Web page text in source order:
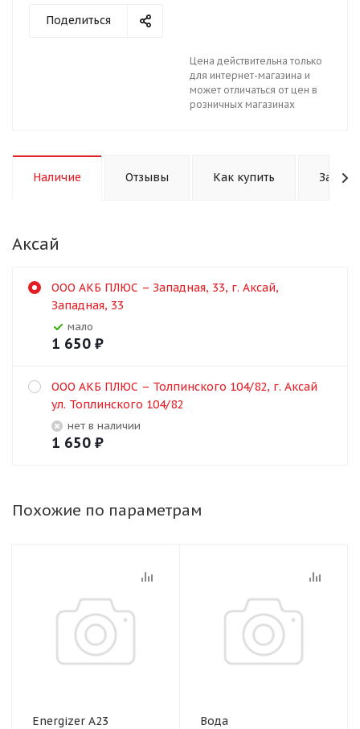
Поделиться
Цена действительна только
для интернет-магазина и
может отличаться от цен в
розничных магазинах
Наличие Отзывы Как купить
Аксай
ООО АКБ ПЛЮС – Западная, 33, г. Аксай,
Западная, 33
Мало
1 650 ₽
ООО АКБ ПЛЮС – Толпинского 104/82, г. Аксай
ул. Топлинского 104/82
Нет в наличии
1 650 ₽
Похожие по параметрам
Energizer A23
Вода